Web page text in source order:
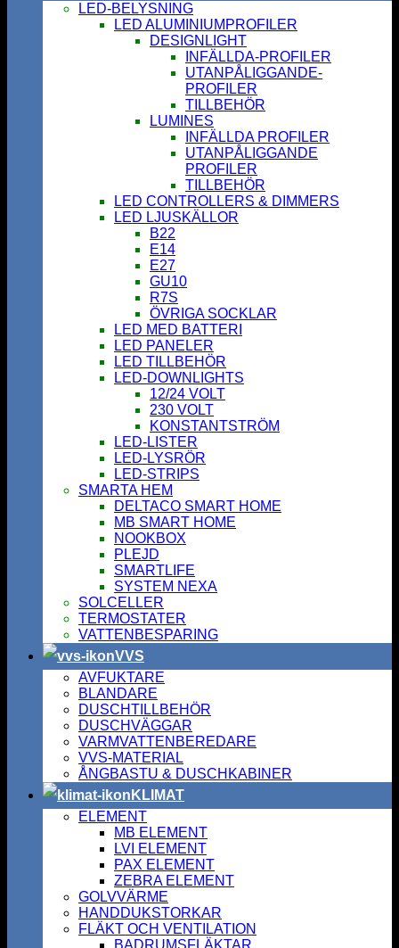
LED-BELYSNING
LED ALUMINIUMPROFILER
DESIGNLIGHT
INFÄLLDA-PROFILER
UTANPÅLIGGANDE-
PROFILER
TILLBEHÖR
LUMINES
INFÄLLDA PROFILER
UTANPÅLIGGANDE
PROFILER
TILLBEHÖR
LED CONTROLLERS & DIMMERS
LED LJUSKÄLLOR
B22
E14
E27
GU10
R7S
ÖVRIGA SOCKLAR
LED MED BATTERI
LED PANELER
LED TILLBEHÖR
LED-DOWNLIGHTS
12/24 VOLT
230 VOLT
KONSTANTSTRÖM
LED-LISTER
LED-LYSRÖR
LED-STRIPS
SMARTA HEM
DELTACO SMART HOME
MB SMART HOME
NOOKBOX
PLEJD
SMARTLIFE
SYSTEM NEXA
SOLCELLER
TERMOSTATER
VATTENBESPARING
VVS
AVFUKTARE
BLANDARE
DUSCHTILLBEHÖR
DUSCHVÄGGAR
VARMVATTENBEREDARE
VVS-MATERIAL
ÅNGBASTU & DUSCHKABINER
KLIMAT
ELEMENT
MB ELEMENT
LVI ELEMENT
PAX ELEMENT
ZEBRA ELEMENT
GOLVVÄRME
HANDDUKSTORKAR
FLÄKT OCH VENTILATION
BADRUMSFLÄKTAR